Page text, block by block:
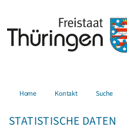
Home Kontakt Suche
STATISTISCHE DATEN